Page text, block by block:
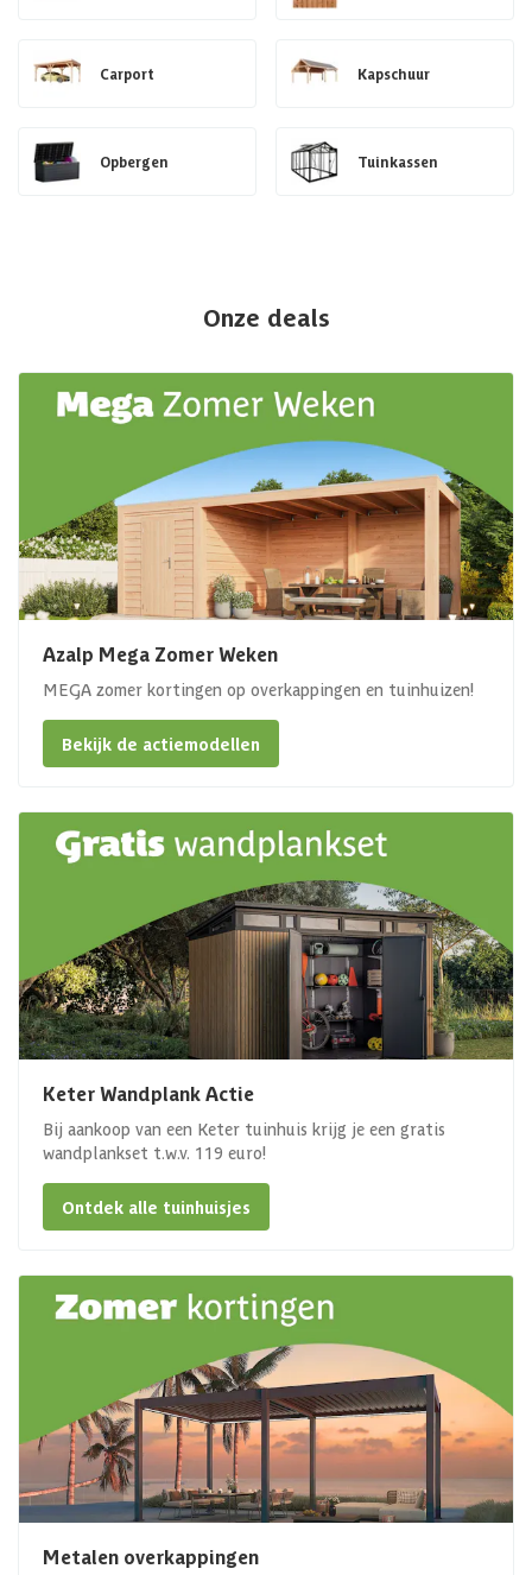
Carport Kapschuur
Opbergen Tuinkassen
Onze deals
Azalp Mega Zomer Weken
MEGA zomer kortingen op overkappingen en tuinhuizen!
Bekijk de actiemodellen
Keter Wandplank Actie
Bij aankoop van een Keter tuinhuis krijg je een gratis
wandplankset t.w.v. 119 euro!
Ontdek alle tuinhuisjes
Metalen overkappingen